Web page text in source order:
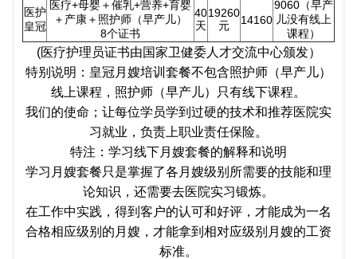
医护
皇冠
医疗+母婴＋催乳+营养+育婴
＋产康＋照护师（早产儿）
8个证书
40
天
19260
元
14160
9060（早产
儿没有线上
课程）
(医疗护理员证书由国家卫健委人才交流中心颁发）
特别说明：皇冠月嫂培训套餐不包含照护师（早产儿）
线上课程，照护师（早产儿）只有线下课程。
我们的使命；让每位学员学到过硬的技术和推荐医院实
习就业，负责上职业责任保险。
特注：学习线下月嫂套餐的解释和说明
学习月嫂套餐只是掌握了各月嫂级别所需要的技能和理
论知识，还需要去医院实习锻炼。
在工作中实践，得到客户的认可和好评，才能成为一名
合格相应级别的月嫂，才能拿到相对应级别月嫂的工资
标准。